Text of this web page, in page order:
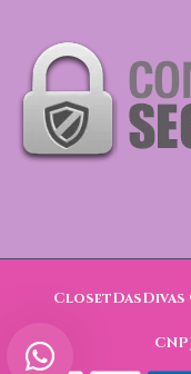
ClosetDasDivas